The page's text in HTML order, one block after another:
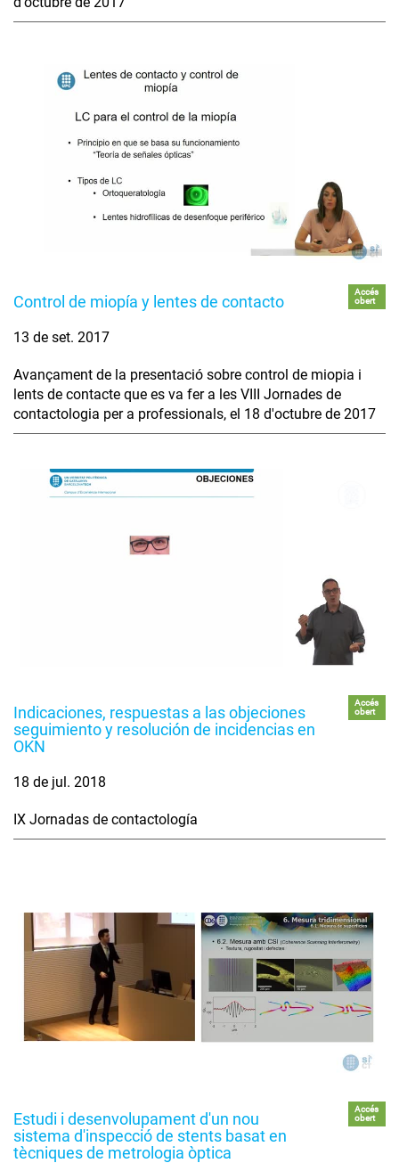
Control de miopía y lentes de contacto
Accés
obert
13 de set. 2017
Avançament de la presentació sobre control de miopia i
lents de contacte que es va fer a les VIII Jornades de
contactologia per a professionals, el 18 d'octubre de 2017
Indicaciones, respuestas a las objeciones
seguimiento y resolución de incidencias en
OKN
Accés
obert
18 de jul. 2018
IX Jornadas de contactología
Estudi i desenvolupament d'un nou
sistema d'inspecció de stents basat en
tècniques de metrologia òptica
Accés
obert